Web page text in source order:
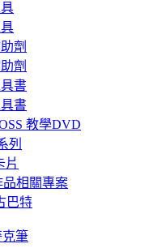
劑
劑
書
書
教學DVD
列
片
相關專案
巴特
筆